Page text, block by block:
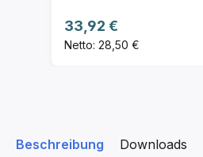
Regulärer Preis:
33,92 €
Netto: 28,50 €
Beschreibung Downloads